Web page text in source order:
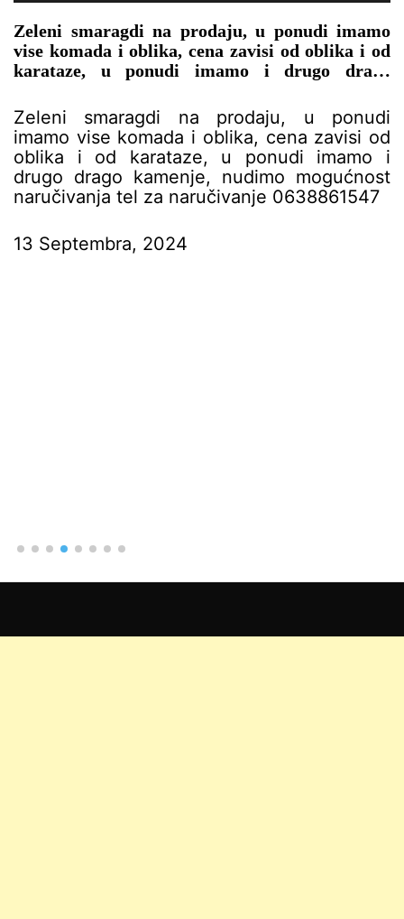
Zeleni smaragdi na prodaju, u ponudi imamo
vise komada i oblika, cena zavisi od oblika i od
karataze, u ponudi imamo i drugo drago
naručivanje 0638861547
Zeleni smaragdi na prodaju, u ponudi
imamo vise komada i oblika, cena zavisi od
oblika i od karataze, u ponudi imamo i
drugo drago kamenje, nudimo mogućnost
naručivanja tel za naručivanje 0638861547
13 Septembra, 2024